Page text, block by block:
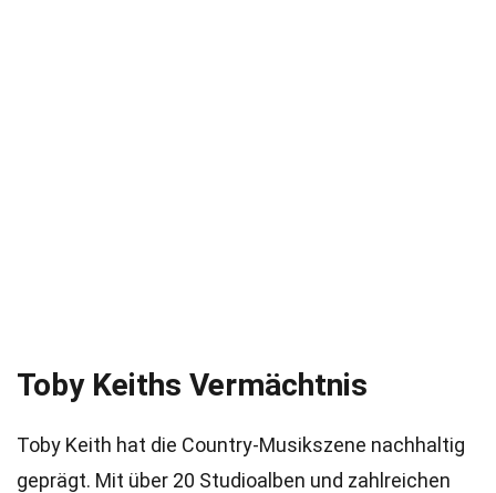
Toby Keiths Vermächtnis
Toby Keith hat die Country-Musikszene nachhaltig
geprägt. Mit über 20 Studioalben und zahlreichen